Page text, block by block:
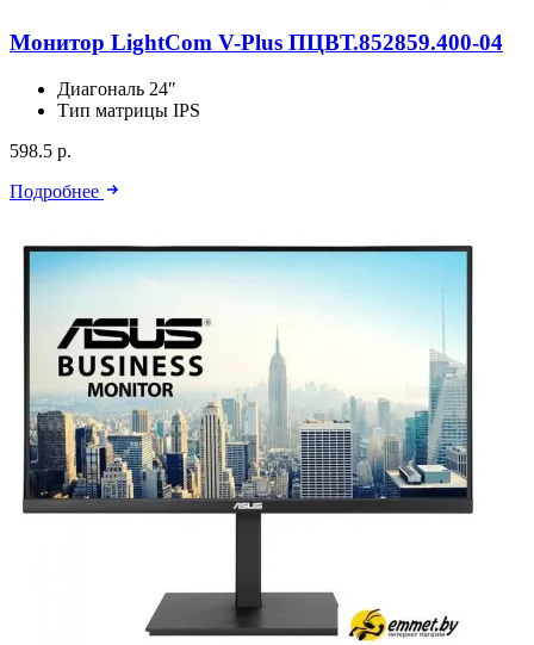
Монитор LightCom V-Plus ПЦВТ.852859.400-04
Диагональ 24″
Тип матрицы IPS
598.5 р.
Подробнее